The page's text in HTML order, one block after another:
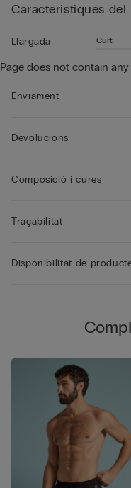
un banyador, és perfecte
• Logotip posterior
• Llargada mitjana
• El model fa 185 cm
Caracteristiques
Llargada Curt
Page does not contain
Enviament
Devolucions
Composició i cures
Traçabilitat
Disponibilitat de